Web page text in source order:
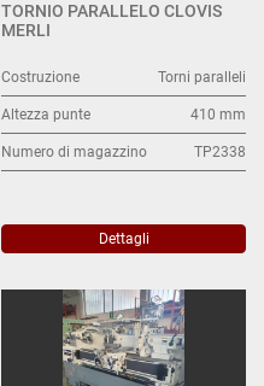
TORNIO PARALLELO CLOVIS
MERLI
Costruzione Torni paralleli
Altezza punte 410 mm
Numero di magazzino TP2338
Dettagli